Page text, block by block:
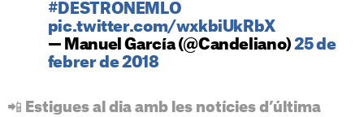
#DESTRONEMLO
pic.twitter.com/wxkbiUkRbX
— Manuel García (@Candeliano)25 de
febrer de 2018
📲 Estigues al dia amb les notícies d’última